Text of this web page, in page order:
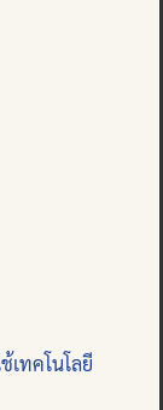
เทคโนโลยี